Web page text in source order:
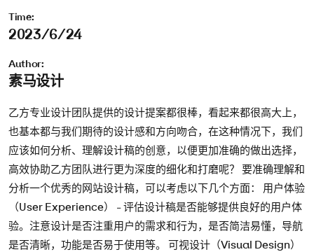
Time:
2023/6/24
Author:
素马设计
乙方专业设计团队提供的设计提案都很棒，看起来都很高大上，
也基本都与我们期待的设计感和方向吻合，在这种情况下，我们
应该如何分析、理解设计稿的创意，以便更加准确的做出选择，
高效协助乙方团队进行更为深度的细化和打磨呢？ 要准确理解和
分析一个优秀的网站设计稿，可以考虑以下几个方面： 用户体验
（User Experience） - 评估设计稿是否能够提供良好的用户体
验。注意设计是否注重用户的需求和行为，是否简洁易懂，导航
是否清晰，功能是否易于使用等。 可视设计（Visual Design）